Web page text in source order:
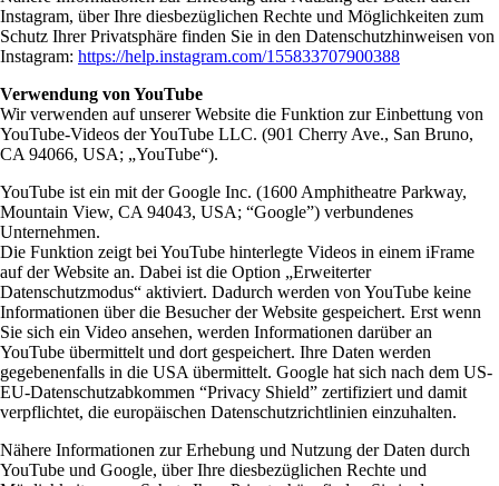
Instagram, über Ihre diesbezüglichen Rechte und Möglichkeiten zum
Schutz Ihrer Privatsphäre finden Sie in den Datenschutzhinweisen von
Instagram: https://help.instagram.com/155833707900388
Verwendung von YouTube
Wir verwenden auf unserer Website die Funktion zur Einbettung von
YouTube-Videos der YouTube LLC. (901 Cherry Ave., San Bruno,
CA 94066, USA; „YouTube“).
YouTube ist ein mit der Google Inc. (1600 Amphitheatre Parkway,
Mountain View, CA 94043, USA; “Google”) verbundenes
Unternehmen.
Die Funktion zeigt bei YouTube hinterlegte Videos in einem iFrame
auf der Website an. Dabei ist die Option „Erweiterter
Datenschutzmodus“ aktiviert. Dadurch werden von YouTube keine
Informationen über die Besucher der Website gespeichert. Erst wenn
Sie sich ein Video ansehen, werden Informationen darüber an
YouTube übermittelt und dort gespeichert. Ihre Daten werden
gegebenenfalls in die USA übermittelt. Google hat sich nach dem US-
EU-Datenschutzabkommen “Privacy Shield” zertifiziert und damit
verpflichtet, die europäischen Datenschutzrichtlinien einzuhalten.
Nähere Informationen zur Erhebung und Nutzung der Daten durch
YouTube und Google, über Ihre diesbezüglichen Rechte und